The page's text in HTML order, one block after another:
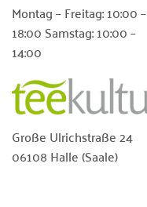
Montag – Freitag: 10:00 –
18:00 Samstag: 10:00 –
14:00
Große Ulrichstraße 24
06108 Halle (Saale)